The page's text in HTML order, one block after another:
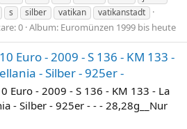
s silber vatikan vatikanstadt
0 Album: Euromünzen 1999 bis heute
Euro - 2009 - S 136 - KM 133 -
- Silber - 925er -
Euro - 2009 - S 136 - KM 133 - La
- Silber - 925er - - - 28,28g__Nur